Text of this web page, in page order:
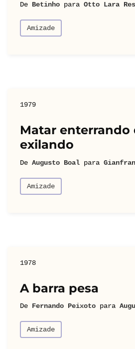
De Betinho para Otto Lara
Amizade
1979
Matar enterrando
exilando
De Augusto Boal para
Amizade
1978
A barra pesa
De Fernando Peixoto para
Amizade